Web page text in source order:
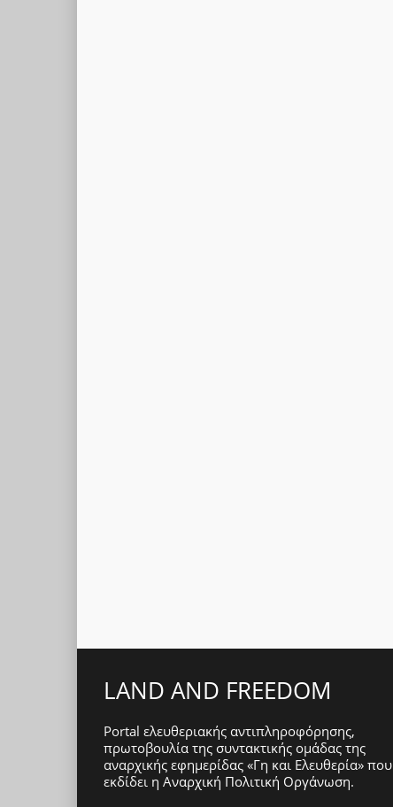
LAND AND FREEDOM
Portal ελευθεριακής αντιπληροφόρησης,
πρωτοβουλία της συντακτικής ομάδας της
αναρχικής εφημερίδας «Γη και Ελευθερία» που
εκδίδει η Αναρχική Πολιτική Οργάνωση.